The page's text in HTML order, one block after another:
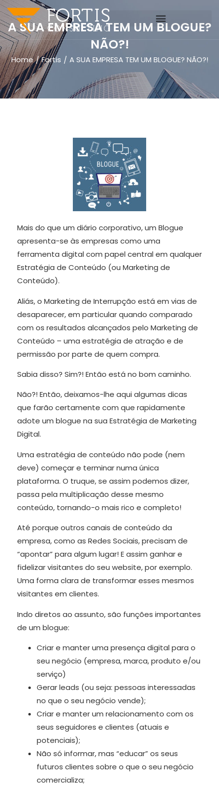
A SUA EMPRESA TEM UM BLOGUE?
NÃO?!
Home / Fortis / A SUA EMPRESA TEM UM BLOGUE? NÃO?!
Mais do que um diário corporativo, um Blogue
apresenta-se às empresas como uma
ferramenta digital com papel central em qualquer
Estratégia de Conteúdo (ou Marketing de
Conteúdo).
Aliás, o Marketing de Interrupção está em vias de
desaparecer, em particular quando comparado
com os resultados alcançados pelo Marketing de
Conteúdo – uma estratégia de atração e de
permissão por parte de quem compra.
Sabia disso? Sim?! Então está no bom caminho.
Não?! Então, deixamos-lhe aqui algumas dicas
que farão certamente com que rapidamente
adote um blogue na sua Estratégia de Marketing
Digital.
Uma estratégia de conteúdo não pode (nem
deve) começar e terminar numa única
plataforma. O truque, se assim podemos dizer,
passa pela multiplicação desse mesmo
conteúdo, tornando-o mais rico e completo!
Até porque outros canais de conteúdo da
empresa, como as Redes Sociais, precisam de
“apontar” para algum lugar! E assim ganhar e
fidelizar visitantes do seu website, por exemplo.
Uma forma clara de transformar esses mesmos
visitantes em clientes.
Indo diretos ao assunto, são funções importantes
de um blogue:
Criar e manter uma presença digital para o
seu negócio (empresa, marca, produto e/ou
serviço)
Gerar leads (ou seja: pessoas interessadas
no que o seu negócio vende);
Criar e manter um relacionamento com os
seus seguidores e clientes (atuais e
potenciais);
Não só informar, mas “educar” os seus
futuros clientes sobre o que o seu negócio
comercializa;